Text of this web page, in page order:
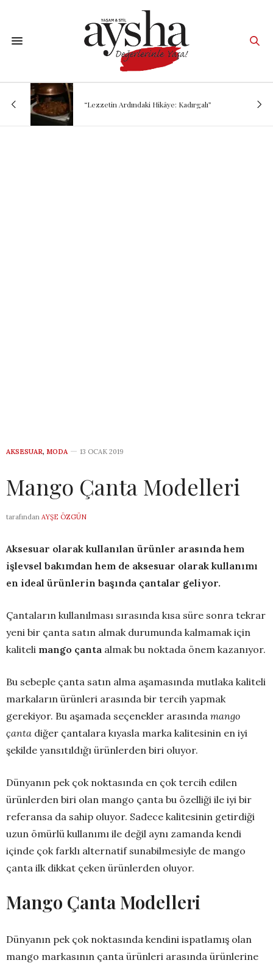
“Lezzetin Ardındaki Hikâye: Kadırgalı”
AKSESUAR, MODA 13 OCAK 2019
Mango Çanta Modelleri
tarafından AYŞE ÖZGÜN
Aksesuar olarak kullanılan ürünler arasında hem
işlevsel bakımdan hem de aksesuar olarak kullanımı
en ideal ürünlerin başında çantalar geliyor.
Çantaların kullanılması sırasında kısa süre sonra tekrar
yeni bir çanta satın almak durumunda kalmamak için
kaliteli mango çanta almak bu noktada önem kazanıyor.
Bu sebeple çanta satın alma aşamasında mutlaka kaliteli
markaların ürünleri arasında bir tercih yapmak
gerekiyor. Bu aşamada seçenekler arasında mango
çanta diğer çantalara kıyasla marka kalitesinin en iyi
şekilde yansıtıldığı ürünlerden biri oluyor.
Dünyanın pek çok noktasında en çok tercih edilen
ürünlerden biri olan mango çanta bu özelliği ile iyi bir
referansa da sahip oluyor. Sadece kalitesinin getirdiği
uzun ömürlü kullanımı ile değil aynı zamanda kendi
içinde çok farklı alternatif sunabilmesiyle de mango
çanta ilk dikkat çeken ürünlerden oluyor.
Mango Çanta Modelleri
Dünyanın pek çok noktasında kendini ispatlamış olan
mango markasının çanta ürünleri arasında ürünlerine